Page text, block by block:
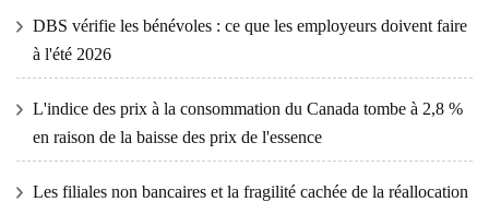
DBS vérifie les bénévoles : ce que les employeurs doivent faire
à l'été 2026
L'indice des prix à la consommation du Canada tombe à 2,8 %
en raison de la baisse des prix de l'essence
Les filiales non bancaires et la fragilité cachée de la réallocation